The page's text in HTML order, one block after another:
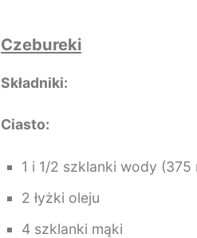
Czebureki
Składniki:
Ciasto:
1 i 1/2 szklanki wody (375
2 łyżki oleju
4 szklanki mąki